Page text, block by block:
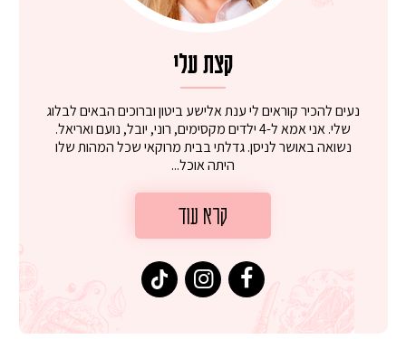
קצת עלי
נעים להכיר קוראים לי ענת אלישע ביטון וברוכים הבאים לבלוג
שלי. אני אמא ל-4 ילדים מקסימים, רוני, יובל, נועם ואריאל.
נשואה באושר לניסן. גדלתי בבית מרוקאי שכל המהות שלו
היתה אוכל...
קרא עוד